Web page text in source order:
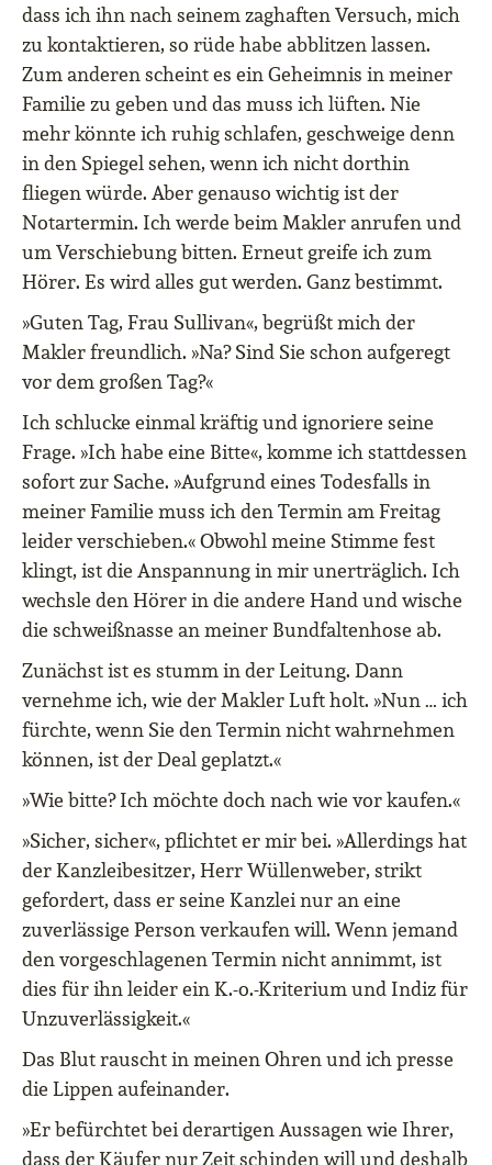
dass ich ihn nach seinem zaghaften Versuch, mich
zu kontaktieren, so rüde habe abblitzen lassen.
Zum anderen scheint es ein Geheimnis in meiner
Familie zu geben und das muss ich lüften. Nie
mehr könnte ich ruhig schlafen, geschweige denn
in den Spiegel sehen, wenn ich nicht dorthin
fliegen würde. Aber genauso wichtig ist der
Notartermin. Ich werde beim Makler anrufen und
um Verschiebung bitten. Erneut greife ich zum
Hörer. Es wird alles gut werden. Ganz bestimmt.
»Guten Tag, Frau Sullivan«, begrüßt mich der
Makler freundlich. »Na? Sind Sie schon aufgeregt
vor dem großen Tag?«
Ich schlucke einmal kräftig und ignoriere seine
Frage. »Ich habe eine Bitte«, komme ich stattdessen
sofort zur Sache. »Aufgrund eines Todesfalls in
meiner Familie muss ich den Termin am Freitag
leider verschieben.« Obwohl meine Stimme fest
klingt, ist die Anspannung in mir unerträglich. Ich
wechsle den Hörer in die andere Hand und wische
die schweißnasse an meiner Bundfaltenhose ab.
Zunächst ist es stumm in der Leitung. Dann
vernehme ich, wie der Makler Luft holt. »Nun … ich
fürchte, wenn Sie den Termin nicht wahrnehmen
können, ist der Deal geplatzt.«
»Wie bitte? Ich möchte doch nach wie vor kaufen.«
»Sicher, sicher«, pflichtet er mir bei. »Allerdings hat
der Kanzleibesitzer, Herr Wüllenweber, strikt
gefordert, dass er seine Kanzlei nur an eine
zuverlässige Person verkaufen will. Wenn jemand
den vorgeschlagenen Termin nicht annimmt, ist
dies für ihn leider ein K.-o.-Kriterium und Indiz für
Unzuverlässigkeit.«
Das Blut rauscht in meinen Ohren und ich presse
die Lippen aufeinander.
»Er befürchtet bei derartigen Aussagen wie Ihrer,
dass der Käufer nur Zeit schinden will und deshalb